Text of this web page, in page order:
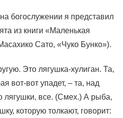
богослужении я представил
из книги «Маленькая
Сато, «Чуко Бунко»).
Это лягушка-хулиган. Та,
вот-вот упадет, – та, над
лягушки, все. (Смех.) А рыба,
которую толкают, говорит: